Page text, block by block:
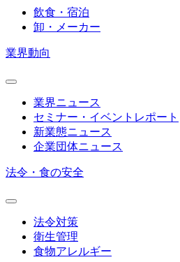
飲食・宿泊
卸・メーカー
業界動向
業界ニュース
セミナー・イベントレポート
新業態ニュース
企業団体ニュース
法令・食の安全
法令対策
衛生管理
食物アレルギー